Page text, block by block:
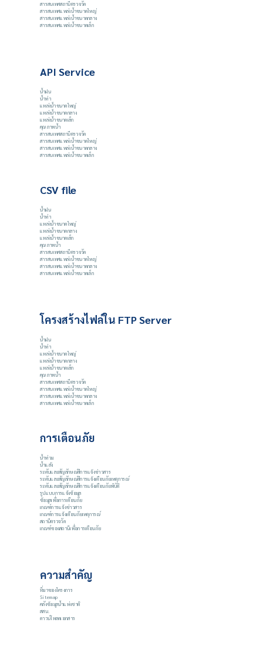
สารสนเทศสถานีตรวจวัด
สารสนเทศแหล่งน้ำขนาดใหญ่
สารสนเทศแหล่งน้ำขนาดกลาง
สารสนเทศแหล่งน้ำขนาดเล็ก
API Service
น้ำฝน
น้ำท่า
แหล่งน้ำขนาดใหญ่
แหล่งน้ำขนาดกลาง
แหล่งน้ำขนาดเล็ก
คุณภาพน้ำ
สารสนเทศสถานีตรวจวัด
สารสนเทศแหล่งน้ำขนาดใหญ่
สารสนเทศแหล่งน้ำขนาดกลาง
สารสนเทศแหล่งน้ำขนาดเล็ก
CSV file
น้ำฝน
น้ำท่า
แหล่งน้ำขนาดใหญ่
แหล่งน้ำขนาดกลาง
แหล่งน้ำขนาดเล็ก
คุณภาพน้ำ
สารสนเทศสถานีตรวจวัด
สารสนเทศแหล่งน้ำขนาดใหญ่
สารสนเทศแหล่งน้ำขนาดกลาง
สารสนเทศแหล่งน้ำขนาดเล็ก
โครงสร้างไฟล์ใน FTP Server
น้ำฝน
น้ำท่า
แหล่งน้ำขนาดใหญ่
แหล่งน้ำขนาดกลาง
แหล่งน้ำขนาดเล็ก
คุณภาพน้ำ
สารสนเทศสถานีตรวจวัด
สารสนเทศแหล่งน้ำขนาดใหญ่
สารสนเทศแหล่งน้ำขนาดกลาง
สารสนเทศแหล่งน้ำขนาดเล็ก
การเตือนภัย
น้ำท่วม
น้ำแล้ง
ระดับและสัญลักษณ์สีการแจ้งข่าวสาร
ระดับและสัญลักษณ์สีการแจ้งเตือนภัยเหตุการณ์
ระดับและสัญลักษณ์สีการแจ้งเตือนภัยพิบัติ
รูปแบบการแจ้งข้อมูล
ข้อมูลเพื่อการเตือนภัย
เกณฑ์การแจ้งข่าวสาร
เกณฑ์การแจ้งเตือนภัยเหตุการณ์
สถานีตรวจวัด
เกณฑ์ของสถานีเพื่อการเตือนภัย
ความสำคัญ
ที่มาของโครงการ
Sitemap
คลังข้อมูลน้ำแห่งชาติ
สสน.
ดาวน์โหลดเอกสาร